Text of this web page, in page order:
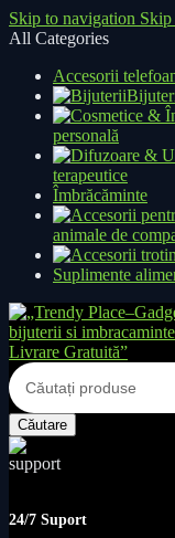
Skip to navigation Skip
All Categories
Accesorii
personală
terapeutice
Îmbrăcăminte
animale de
Suplimente
Căutare
24/7 Suport